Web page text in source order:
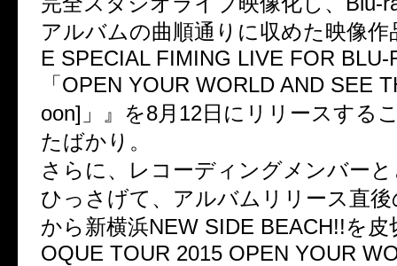
アルバムの曲順通りに収めた映像作
E SPECIAL FIMING LIVE FOR BLU-
「OPEN YOUR WORLD AND SEE
oon]」』を8月12日にリリースする
たばかり。
さらに、レコーディングメンバー
ひっさげて、アルバムリリース直後
から新横浜NEW SIDE BEACH!!を皮
OQUE TOUR 2015 OPEN YOUR